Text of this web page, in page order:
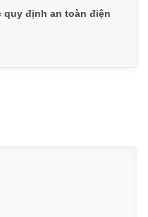
quy định an toàn điện